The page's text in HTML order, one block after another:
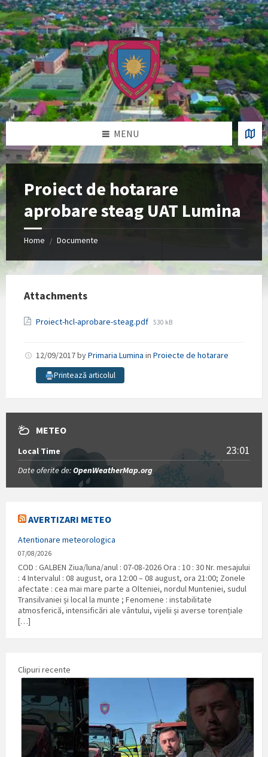
Skip
to
content
Skip
to
left
sidebar
Skip
to
right
sidebar
Skip
to
footer
MENU
Proiect de hotarare
aprobare steag UAT Lumina
Home / Documente
Attachments
Proiect-hcl-aprobare-steag.pdf File
530 kB
12/09/2017byPrimaria Lumina in Proiecte de hotarare
Printează articolul
METEO
Local Time 23:01
Date oferite de:OpenWeatherMap.org
AVERTIZARI METEO
Atentionare meteorologica
07/08/2026
COD : GALBEN Ziua/luna/anul : 07-08-2026 Ora : 10 : 30 Nr. mesajului
: 4 Intervalul : 08 august, ora 12:00 – 08 august, ora 21:00; Zonele
afectate : cea mai mare parte a Olteniei, nordul Munteniei, sudul
Transilvaniei și local la munte ; Fenomene : instabilitate
atmosferică, intensificări ale vântului, vijelii și averse torențiale
[…]
Clipuri recente